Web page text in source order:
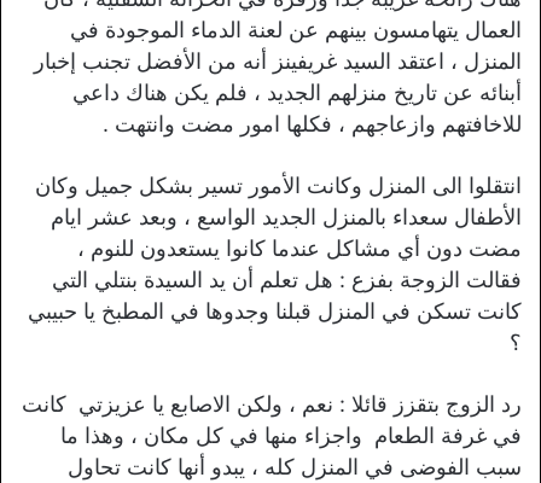
العمال يتهامسون بينهم عن لعنة الدماء الموجودة في
المنزل ، اعتقد السيد غريفينز أنه من الأفضل تجنب إخبار
أبنائه عن تاريخ منزلهم الجديد ، فلم يكن هناك داعي
للاخافتهم وازعاجهم ، فكلها امور مضت وانتهت .
انتقلوا الى المنزل وكانت الأمور تسير بشكل جميل وكان
الأطفال سعداء بالمنزل الجديد الواسع ، وبعد عشر ايام
مضت دون أي مشاكل عندما كانوا يستعدون للنوم ،
فقالت الزوجة بفزع : هل تعلم أن يد السيدة بنتلي التي
كانت تسكن في المنزل قبلنا وجدوها في المطبخ يا حبيبي
؟
رد الزوج بتقزز قائلا : نعم ، ولكن الاصابع يا عزيزتي كانت
في غرفة الطعام واجزاء منها في كل مكان ، وهذا ما
سبب الفوضى في المنزل كله ، يبدو أنها كانت تحاول